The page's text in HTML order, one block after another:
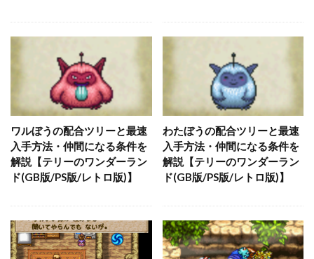
ワルぼうの配合ツリーと最速
入手方法・仲間になる条件を
解説【テリーのワンダーラン
ド(GB版/PS版/レトロ版)】
わたぼうの配合ツリーと最速
入手方法・仲間になる条件を
解説【テリーのワンダーラン
ド(GB版/PS版/レトロ版)】